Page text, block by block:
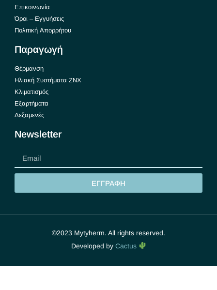
Επικοινωνία
Όροι – Εγγυήσεις
Πολιτική Απορρήτου
Παραγωγή
Θέρμανση
Ηλιακή Συστήματα ΖΝΧ
Κλιματισμός
Εξαρτήματα
Δεξαμενές
Newsletter
ΕΓΓΡΑΦΗ
©2023 Mytyherm. All rights reserved.
Developed by Cactus